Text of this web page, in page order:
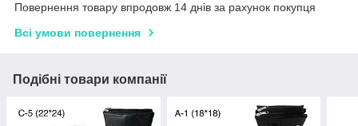
Повернення товару впродовж 14 днів за рахунок покупця
Всі умови повернення
Подібні товари компанії